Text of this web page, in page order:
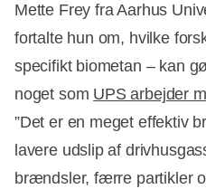
Mette Frey fra Aarhus
fortalte hun om, hvilke
specifikt biometan – kan
noget som UPS arbejder
”Det er en meget effektiv
lavere udslip af
brændsler, færre partikler